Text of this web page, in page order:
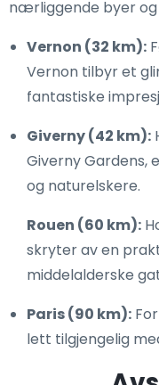
nærliggende byer
Vernon (32 km):
Vernon tilbyr et
fantastiske
Giverny (42 km):
Giverny Gardens,
og naturelskere.
Rouen (60 km):
skryter av en
middelalderske
Paris (90 km):
lett tilgjengelig